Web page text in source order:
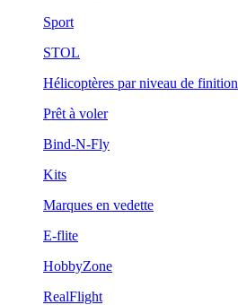
Sport
STOL
Hélicoptères par niveau de finition
Prêt à voler
Bind-N-Fly
Kits
Marques en vedette
E-flite
HobbyZone
RealFlight